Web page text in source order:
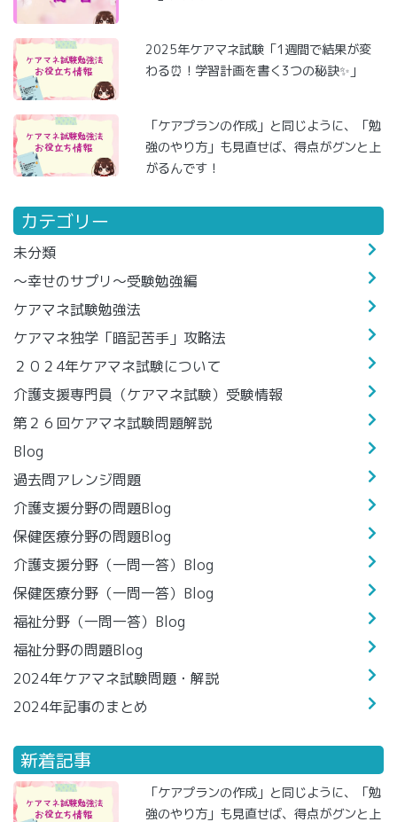
2025年ケアマネ試験「1週間で結果が変
わる⏰！学習計画を書く3つの秘訣✨」
「ケアプランの作成」と同じように、「勉
強のやり方」も見直せば、得点がグンと上
がるんです！
カテゴリー
未分類
～幸せのサプリ～受験勉強編
ケアマネ試験勉強法
ケアマネ独学「暗記苦手」攻略法
２０２4年ケアマネ試験について
介護支援専門員（ケアマネ試験）受験情報
第２６回ケアマネ試験問題解説
Blog
過去問アレンジ問題
介護支援分野の問題Blog
保健医療分野の問題Blog
介護支援分野（一問一答）Blog
保健医療分野（一問一答）Blog
福祉分野（一問一答）Blog
福祉分野の問題Blog
2024年ケアマネ試験問題・解説
2024年記事のまとめ
新着記事
「ケアプランの作成」と同じように、「勉
強のやり方」も見直せば、得点がグンと上